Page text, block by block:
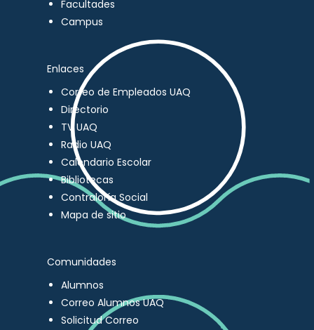
Facultades
Campus
Enlaces
Correo de Empleados UAQ
Directorio
TV UAQ
Radio UAQ
Calendario Escolar
Bibliotecas
Contraloría Social
Mapa de sitio
Comunidades
Alumnos
Correo Alumnos UAQ
Solicitud Correo